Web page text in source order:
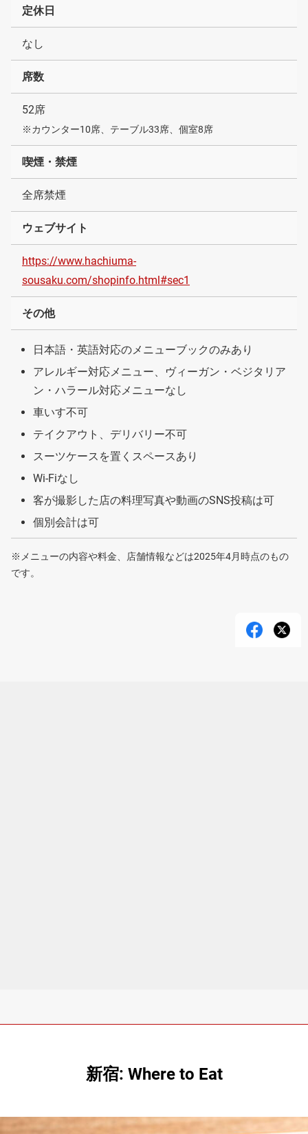
定休日
なし
席数
52席
※カウンター10席、テーブル33席、個室8席
喫煙・禁煙
全席禁煙
ウェブサイト
https://www.hachiuma-
sousaku.com/shopinfo.html#sec1
その他
日本語・英語対応のメニューブックのみあり
アレルギー対応メニュー、ヴィーガン・ベジタリア
ン・ハラール対応メニューなし
車いす不可
テイクアウト、デリバリー不可
スーツケースを置くスペースあり
Wi-Fiなし
客が撮影した店の料理写真や動画のSNS投稿は可
個別会計は可
※メニューの内容や料金、店舗情報などは2025年4月時点のもの
です。
新宿: Where to Eat